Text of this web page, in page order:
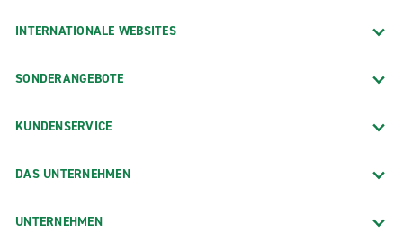
INTERNATIONALE WEBSITES
SONDERANGEBOTE
KUNDENSERVICE
DAS UNTERNEHMEN
UNTERNEHMEN